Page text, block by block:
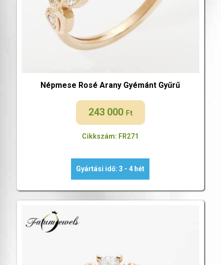
Népmese Rosé Arany Gyémánt Gyűrű
243 000 Ft
Cikkszám: FR271
Gyártási idő: 3 - 4 hét